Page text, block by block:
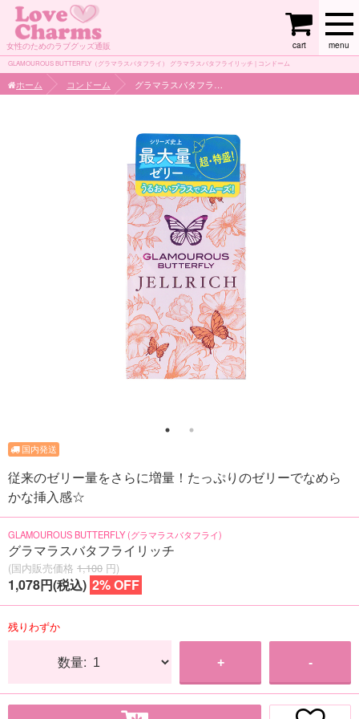
女性のためのラブグッズ通販 menu
cart
GLAMOUROUS BUTTERFLY（グラマラスバタフライ） グラマラスバタフライリッチ | コンドーム
ホーム コンドーム
従来のゼリー量をさらに増量！たっぷりのゼリーでなめら
かな挿入感☆
GLAMOUROUS BUTTERFLY (グラマラスバタフライ)
グラマラスバタフライリッチ
(国内販売価格 1,100 円)
1,078円(税込) 2% OFF
残りわずか
数量: + -